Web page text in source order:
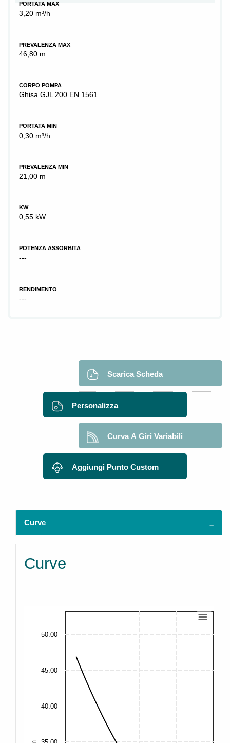
PORTATA MAX
3,20 m³/h
PREVALENZA MAX
46,80 m
CORPO POMPA
Ghisa GJL 200 EN 1561
PORTATA MIN
0,30 m³/h
PREVALENZA MIN
21,00 m
KW
0,55 kW
POTENZA ASSORBITA
---
RENDIMENTO
---
Scarica Scheda
Personalizza
Curva A Giri Variabili
Aggiungi Punto Custom
Curve
Curve
40.00
45.00
50.00